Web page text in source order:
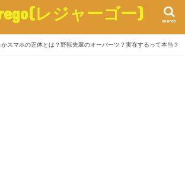
レジャーゴー) search
スマホの正体とは？野獣先輩のオーパーツ？実在するって本当？